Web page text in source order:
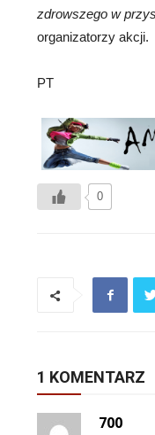
zdrowszego w
organizatorzy akcji.
PT
0
1 KOMENTARZ
700